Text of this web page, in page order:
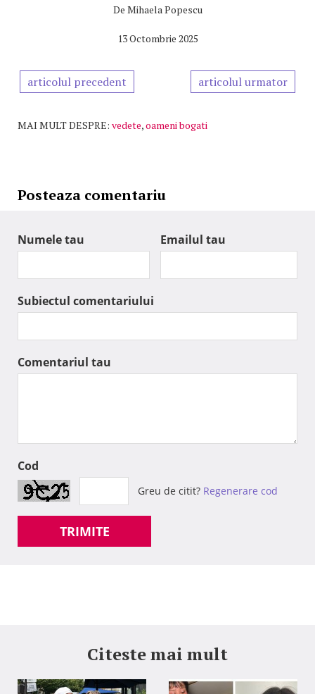
De Mihaela Popescu
13 Octombrie 2025
articolul precedent articolul urmator
MAI MULT DESPRE: vedete,oameni bogati
Posteaza comentariu
Numele tau Emailul tau
Subiectul comentariului
Comentariul tau
Cod
Greu de citit? Regenerare cod
TRIMITE
Citeste mai mult